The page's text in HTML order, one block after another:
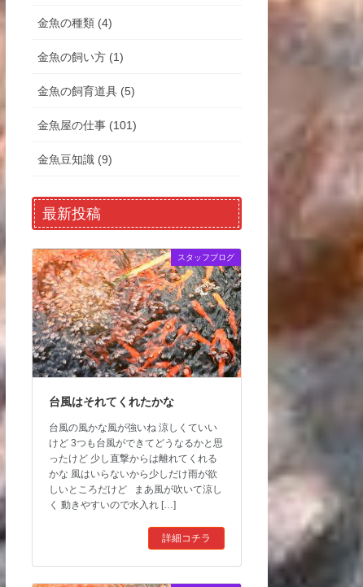
金魚の種類 (4)
金魚の飼い方 (1)
金魚の飼育道具 (5)
金魚屋の仕事 (101)
金魚豆知識 (9)
最新投稿
スタッフブログ
台風はそれてくれたかな
台風の風かな風が強いね 涼しくていい
けど 3つも台風ができてどうなるかと思
ったけど 少し直撃からは離れてくれる
かな 風はいらないから少しだけ雨が欲
しいところだけど まあ風が吹いて涼し
く 動きやすいので水入れ […]
詳細コチラ